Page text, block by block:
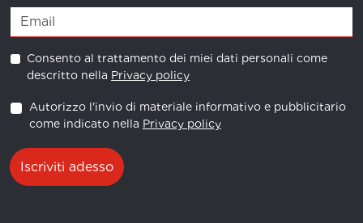
Consento al trattamento dei miei dati personali come
descritto nella Privacy policy
Autorizzo l'invio di materiale informativo e pubblicitario
come indicato nella Privacy policy
Iscriviti adesso